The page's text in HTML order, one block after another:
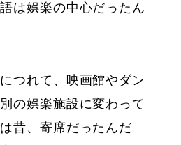
は娯楽の中心だったん
つれて、映画館やダン
の娯楽施設に変わって
昔、寄席だったんだ